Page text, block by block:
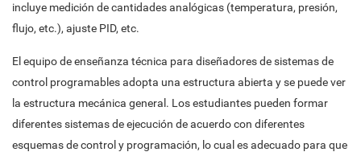
incluye medición de cantidades analógicas (temperatura, presión,
flujo, etc.), ajuste PID, etc.
El equipo de enseñanza técnica para diseñadores de sistemas de
control programables adopta una estructura abierta y se puede ver
la estructura mecánica general. Los estudiantes pueden formar
diferentes sistemas de ejecución de acuerdo con diferentes
esquemas de control y programación, lo cual es adecuado para que